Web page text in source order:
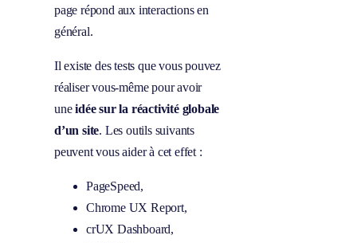
page répond aux interactions en
général.
Il existe des tests que vous pouvez
réaliser vous-même pour avoir
uneidée sur la réactivité globale
d’un site. Les outils suivants
peuvent vous aider à cet effet :
PageSpeed,
Chrome UX Report,
crUX Dashboard,